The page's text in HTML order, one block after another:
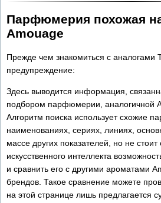
Парфюмерия похожая
Amouage
Прежде чем знакомиться с аналогами
предупреждение:
Здесь выводится информация,
подбором парфюмерии, аналогичной
Алгоритм поиска использует схожие
наименованиях, сериях, линиях,
массе других показателей, но не стоит
искусственного интеллекта
и сравнить его с другими ароматами
брендов. Такое сравнение можете
на этой странице лишь предлагается